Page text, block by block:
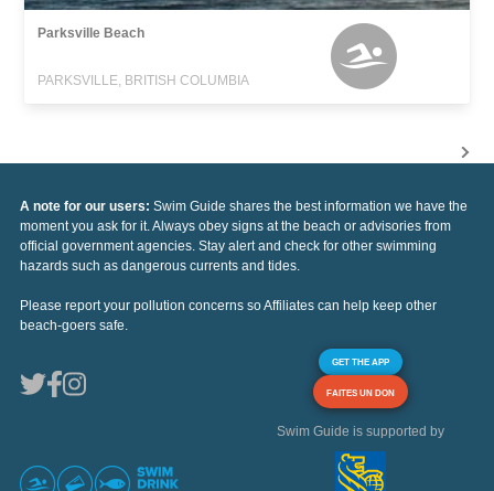
Parksville Beach
PARKSVILLE, BRITISH COLUMBIA
A note for our users: Swim Guide shares the best information we have the
moment you ask for it. Always obey signs at the beach or advisories from
official government agencies. Stay alert and check for other swimming
hazards such as dangerous currents and tides.
Please report your pollution concerns so Affiliates can help keep other
beach-goers safe.
GET THE APP
FAITES UN DON
Swim Guide is supported by